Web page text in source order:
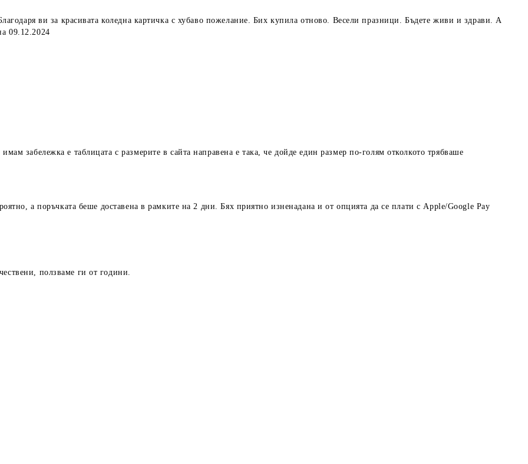
ви за красивата коледна картичка с хубаво пожелание. Бих купила отново. Весели празници. Бъдете живи и здрави. А
09.12.2024
забележка е таблицата с размерите в сайта направена е така, че дойде един размер по-голям отколкото трябваше
а поръчката беше доставена в рамките на 2 дни. Бях приятно изненадана и от опцията да се плати с Apple/Google Pay
ползваме ги от години.